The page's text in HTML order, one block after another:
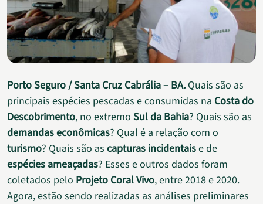
Porto Seguro / Santa Cruz Cabrália – BA. Quais são as
principais espécies pescadas e consumidas na Costa do
Descobrimento, no extremo Sul da Bahia? Quais são as
demandas econômicas? Qual é a relação com o
turismo? Quais são as capturas incidentaise de
espécies ameaçadas? Esses e outros dados foram
coletados pelo Projeto Coral Vivo, entre 2018 e 2020.
Agora, estão sendo realizadas as análises preliminares